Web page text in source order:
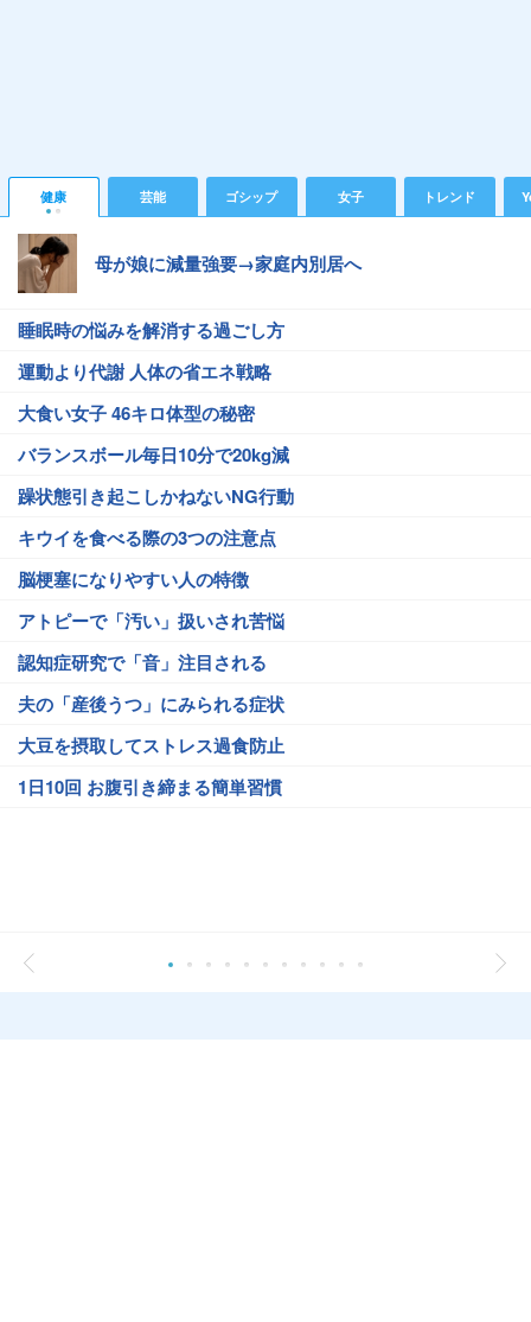
健康 芸能 ゴシップ 女子 トレンド
母が娘に減量強要→家庭内別居へ
睡眠時の悩みを解消する過ごし方
運動より代謝 人体の省エネ戦略
大食い女子 46キロ体型の秘密
バランスボール毎日10分で20kg減
躁状態引き起こしかねないNG行動
キウイを食べる際の3つの注意点
脳梗塞になりやすい人の特徴
アトピーで「汚い」扱いされ苦悩
認知症研究で「音」注目される
夫の「産後うつ」にみられる症状
大豆を摂取してストレス過食防止
1日10回 お腹引き締まる簡単習慣